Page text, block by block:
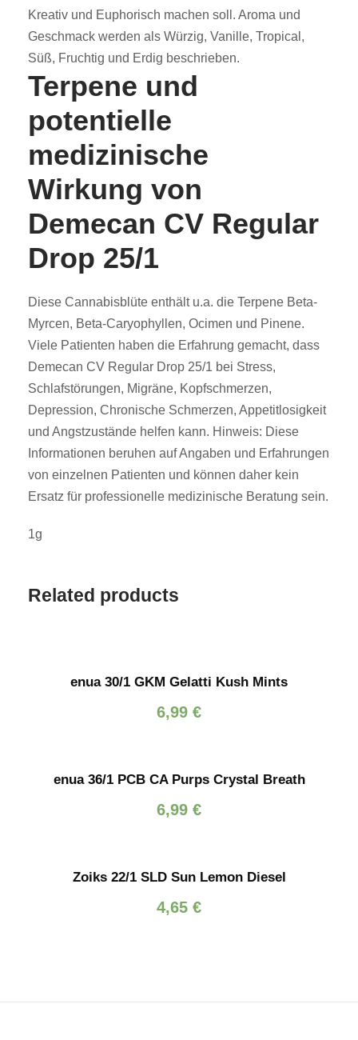
Kreativ und Euphorisch machen soll. Aroma und
Geschmack werden als Würzig, Vanille, Tropical,
Süß, Fruchtig und Erdig beschrieben.
Terpene und
potentielle
medizinische
Wirkung von
Demecan CV Regular
Drop 25/1
Diese Cannabisblüte enthält u.a. die Terpene Beta-
Myrcen, Beta-Caryophyllen, Ocimen und Pinene.
Viele Patienten haben die Erfahrung gemacht, dass
Demecan CV Regular Drop 25/1 bei Stress,
Schlafstörungen, Migräne, Kopfschmerzen,
Depression, Chronische Schmerzen, Appetitlosigkeit
und Angstzustände helfen kann. Hinweis: Diese
Informationen beruhen auf Angaben und Erfahrungen
von einzelnen Patienten und können daher kein
Ersatz für professionelle medizinische Beratung sein.
1g
Related products
enua 30/1 GKM Gelatti Kush Mints
6,99 €
enua 36/1 PCB CA Purps Crystal Breath
6,99 €
Zoiks 22/1 SLD Sun Lemon Diesel
4,65 €